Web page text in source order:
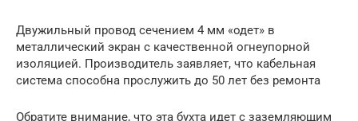
Двужильный провод сечением 4 мм «одет» в
металлический экран с качественной огнеупорной
изоляцией. Производитель заявляет, что кабельная
система способна прослужить до 50 лет без ремонта
Обратите внимание, что эта бухта идет с заземляющим